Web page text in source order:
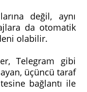
değil, aynı
da otomatik
olabilir.
Telegram gibi
üçüncü taraf
bağlantı ile